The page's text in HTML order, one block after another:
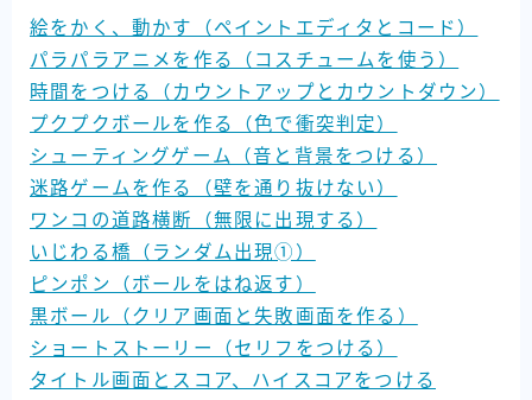
絵をかく、動かす（ペイントエディタとコード）
パラパラアニメを作る（コスチュームを使う）
時間をつける（カウントアップとカウントダウン）
プクプクボールを作る（色で衝突判定）
シューティングゲーム（音と背景をつける）
迷路ゲームを作る（壁を通り抜けない）
ワンコの道路横断（無限に出現する）
いじわる橋（ランダム出現➀）
ピンポン（ボールをはね返す）
黒ボール（クリア画面と失敗画面を作る）
ショートストーリー（セリフをつける）
タイトル画面とスコア、ハイスコアをつける